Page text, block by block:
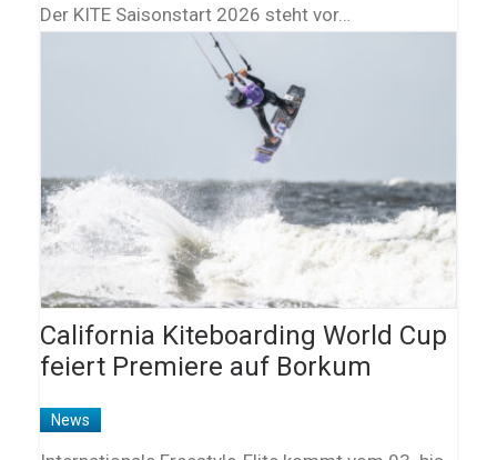
Der KITE Saisonstart 2026 steht vor…
California Kiteboarding World Cup
feiert Premiere auf Borkum
News